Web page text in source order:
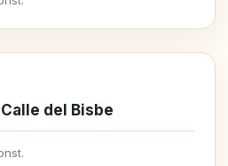
del Bisbe